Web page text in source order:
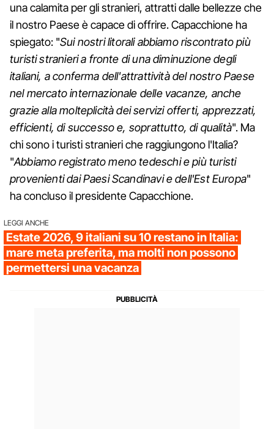
una calamita per gli stranieri, attratti dalle bellezze che
il nostro Paese è capace di offrire. Capacchione ha
spiegato: "Sui nostri litorali abbiamo riscontrato più
turisti stranieri a fronte di una diminuzione degli
italiani, a conferma dell'attrattività del nostro Paese
nel mercato internazionale delle vacanze, anche
grazie alla molteplicità dei servizi offerti, apprezzati,
efficienti, di successo e, soprattutto, di qualità". Ma
chi sono i turisti stranieri che raggiungono l'Italia?
"Abbiamo registrato meno tedeschi e più turisti
provenienti dai Paesi Scandinavi e dell'Est Europa"
ha concluso il presidente Capacchione.
LEGGI ANCHE
Estate 2026, 9 italiani su 10 restano in Italia:
mare meta preferita, ma molti non possono
permettersi una vacanza